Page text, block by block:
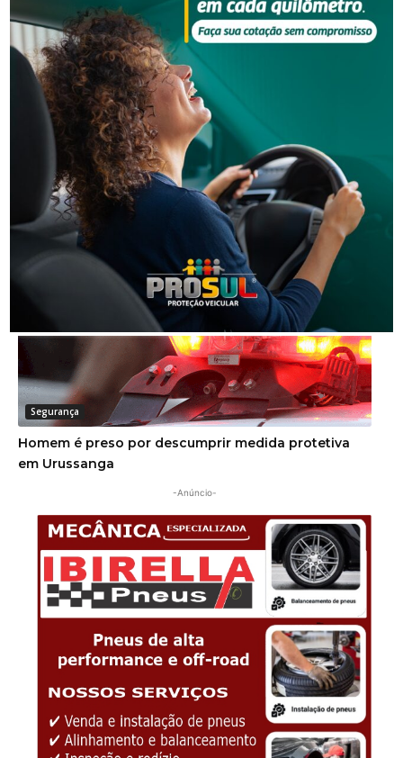
Segurança
Justiça condena dupla por golpe da falsa
adolescente e manda devolver R$ 20 mil
Segurança
Homem é preso por descumprir medida protetiva
em Urussanga
-Anúncio-